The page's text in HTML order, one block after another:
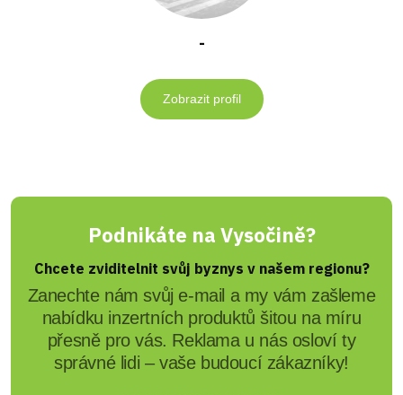
-
Zobrazit profil
Podnikáte na Vysočině?
Chcete zviditelnit svůj byznys v našem regionu?
Zanechte nám svůj e-mail a my vám zašleme
nabídku inzertních produktů šitou na míru
přesně pro vás. Reklama u nás osloví ty
správné lidi – vaše budoucí zákazníky!